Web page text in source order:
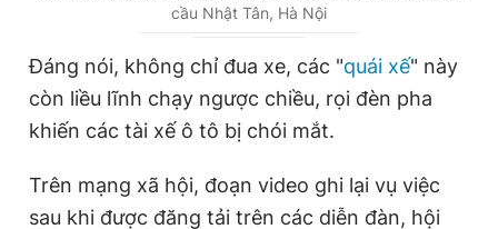
cầu Nhật Tân, Hà Nội
Đáng nói, không chỉ đua xe, các "quái xế" này
còn liều lĩnh chạy ngược chiều, rọi đèn pha
khiến các tài xế ô tô bị chói mắt.
Trên mạng xã hội, đoạn video ghi lại vụ việc
sau khi được đăng tải trên các diễn đàn, hội